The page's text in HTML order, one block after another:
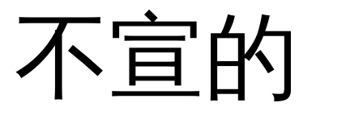
不宣的